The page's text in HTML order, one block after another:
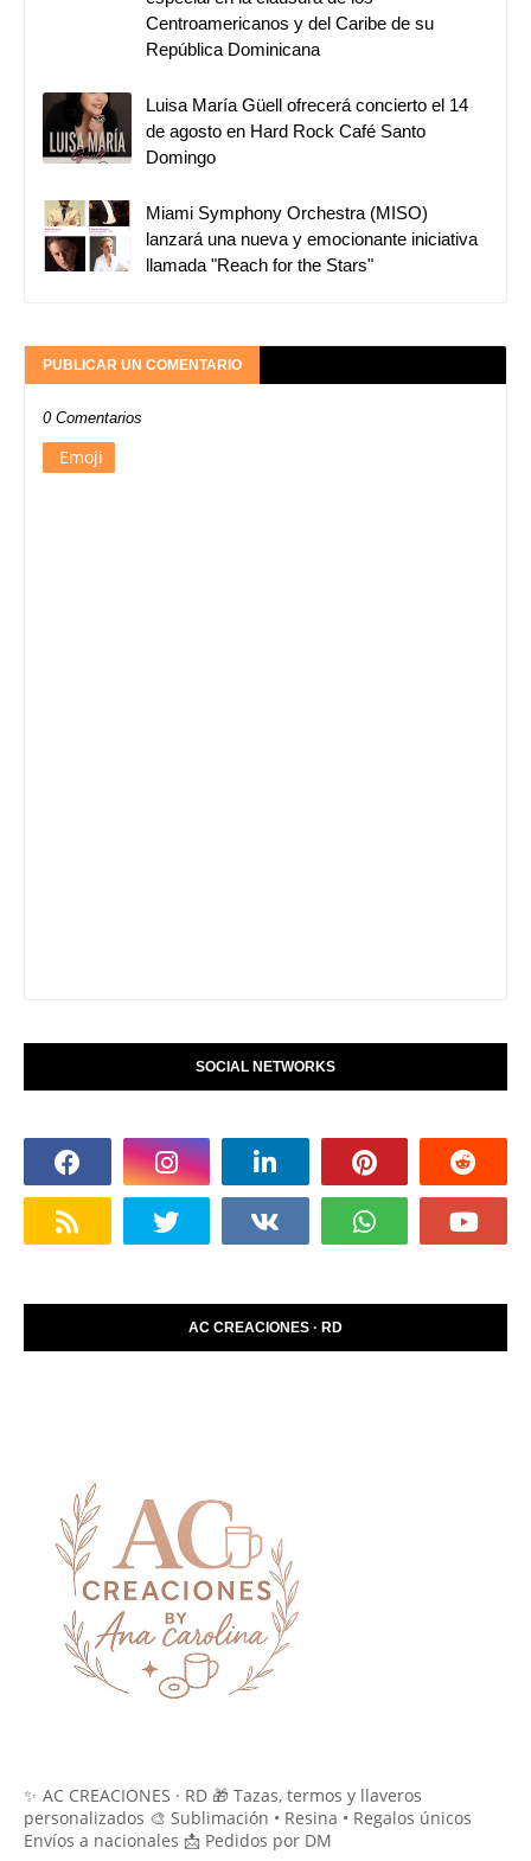
Centroamericanos y del Caribe de su
República Dominicana
Luisa María Güell ofrecerá concierto el 14
de agosto en Hard Rock Café Santo
Domingo
Miami Symphony Orchestra (MISO)
lanzará una nueva y emocionante iniciativa
llamada "Reach for the Stars"
PUBLICAR UN COMENTARIO
0 Comentarios
Emoji
SOCIAL NETWORKS
AC CREACIONES · RD
✨ AC CREACIONES · RD 🎁 Tazas, termos y llaveros
personalizados 🎨 Sublimación • Resina • Regalos únicos
Envíos a nacionales 📩 Pedidos por DM